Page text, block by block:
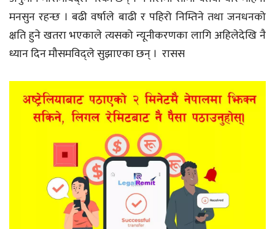
मनसुन रहन्छ । बढी वर्षाले बाढी र पहिरो निम्तिने तथा जनधनको
क्षति हुने खतरा भएकाले त्यसको न्यूनीकरणका लागि अहिलेदेखि नै
ध्यान दिन मौसमविद्ले सुझाएका छन् । रासस